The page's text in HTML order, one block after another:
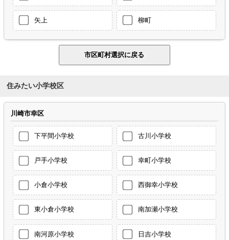
矢上 柳町
住みたい小学校区
川崎市幸区
下平間小学校 古川小学校
戸手小学校 幸町小学校
小倉小学校 西御幸小学校
東小倉小学校 南加瀬小学校
南河原小学校 日吉小学校